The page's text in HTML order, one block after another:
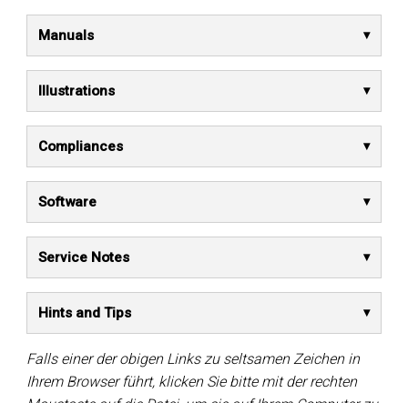
Manuals
Illustrations
Compliances
Software
Service Notes
Hints and Tips
Falls einer der obigen Links zu seltsamen Zeichen in
Ihrem Browser führt, klicken Sie bitte mit der rechten